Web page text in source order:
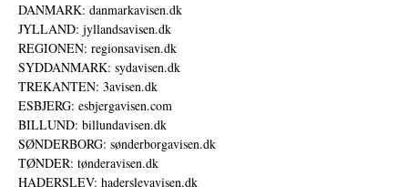
DANMARK: danmarkavisen.dk
JYLLAND: jyllandsavisen.dk
REGIONEN: regionsavisen.dk
SYDDANMARK: sydavisen.dk
TREKANTEN: 3avisen.dk
ESBJERG: esbjergavisen.com
BILLUND: billundavisen.dk
SØNDERBORG: sønderborgavisen.dk
TØNDER: tønderavisen.dk
HADERSLEV: haderslevavisen.dk